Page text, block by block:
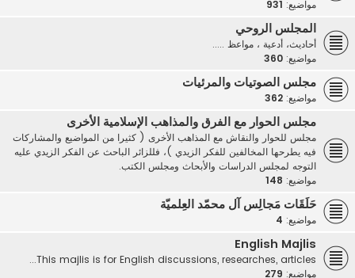
مواضيع: 931
المجلس الروحي
أحاديث، أدعية ، مواعظ .....
مواضيع: 360
مجلس الصوتيات والمرئيات
مواضيع: 362
مجلس الحوار مع الفرق والمذاهب الإسلامية الأخرى
مجلس للحوار والنقاش مع المذاهب الأخرى ( كثيرا من المواضيع والمشاركات
فيه يطرحها المخالفين للفكر الزيدي )، فللزائر الباحث عن الفكر الزيدي عليه
التوجه لمجلس الدراسات والأبحاث ومجلس الكتب.
مواضيع: 148
حَلَقَات مَجالِس آل محمّد العِلميّة
مواضيع: 4
English Majlis
This majlis is for English discussions, researches, articles...
مواضيع: 279